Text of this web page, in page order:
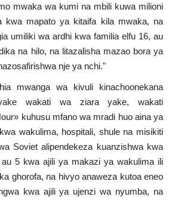
español
mwaka wa kumi na mbili kuwa milioni
kwa mapato ya kitaifa kila mwaka, na
umiliki wa ardhi kwa familia elfu 16, au
na hilo, na litazalisha mazao bora ya
nje ya nchi."
mwanga wa kivuli kinachoonekana
wakati wa ziara yake, wakati
kuhusu mfano wa mradi huo aina ya
wakulima, hospitali, shule na misikiti
Soviet alipendekeza kuanzishwa kwa
5 kwa ajili ya makazi ya wakulima ili
ghorofa, na hivyo anaweza kutoa eneo
kwa ajili ya ujenzi wa nyumba, na